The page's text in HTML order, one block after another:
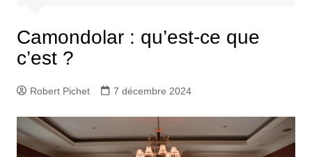
Camondolar : qu’est-ce que
c’est ?
Robert Pichet 7 décembre 2024